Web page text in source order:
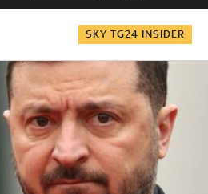
SKY TG24 INSIDER